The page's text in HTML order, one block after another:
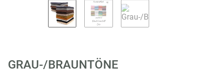
GRAU-/BRAUNTÖNE